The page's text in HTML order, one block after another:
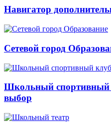
Навигатор
Сетевой город
Школьный спортивный
выбор